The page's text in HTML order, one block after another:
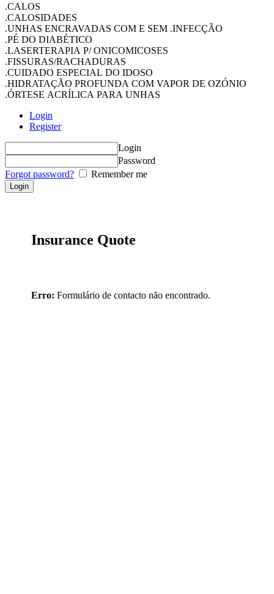
.CALOS
.CALOSIDADES
.UNHAS ENCRAVADAS COM E SEM .INFECÇÃO
.PÉ DO DIABÉTICO
.LASERTERAPIA P/ ONICOMICOSES
.FISSURAS/RACHADURAS
.CUIDADO ESPECIAL DO IDOSO
.HIDRATAÇÃO PROFUNDA COM VAPOR DE OZÓNIO
.ÓRTESE ACRÍLICA PARA UNHAS
Login
Register
Login
Password
Forgot password?
Remember me
Insurance Quote
Erro: Formulário de contacto não encontrado.